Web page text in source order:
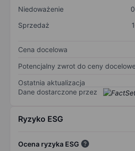
Niedoważenie
0
Sprzedaż
1
Cena docelowa
Potencjalny zwrot do ceny
Ostatnia aktualizacja
Dane dostarczone przez
Ryzyko ESG
Ocena ryzyka ESG